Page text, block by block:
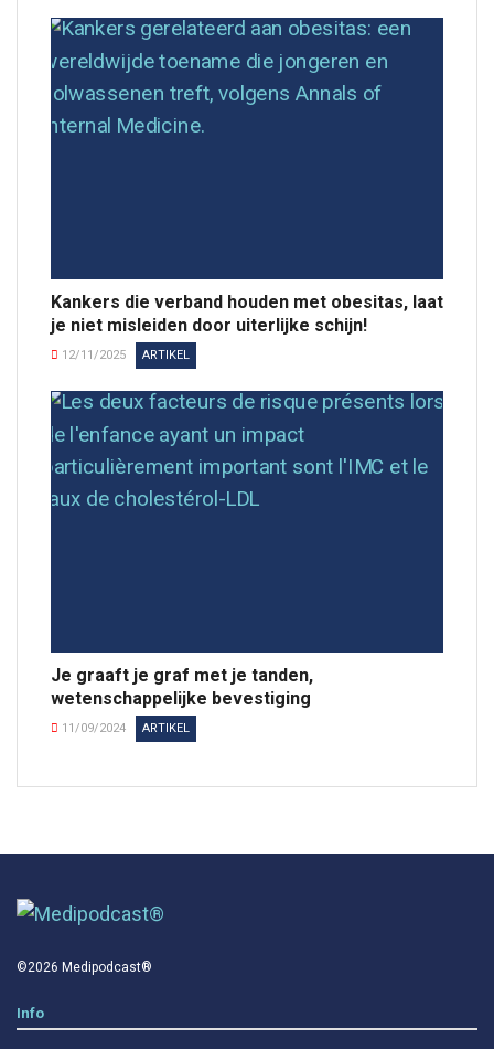
Kankers die verband houden met obesitas, laat
je niet misleiden door uiterlijke schijn!
12/11/2025 ARTIKEL
Je graaft je graf met je tanden,
wetenschappelijke bevestiging
11/09/2024 ARTIKEL
©2026 Medipodcast®
Info